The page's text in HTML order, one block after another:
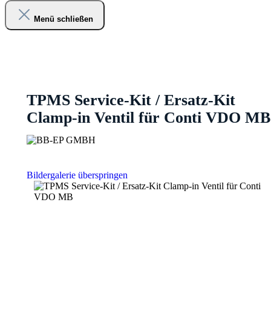
Menü schließen
TPMS Service-Kit / Ersatz-Kit
Clamp-in Ventil für Conti VDO MB
Bildergalerie überspringen